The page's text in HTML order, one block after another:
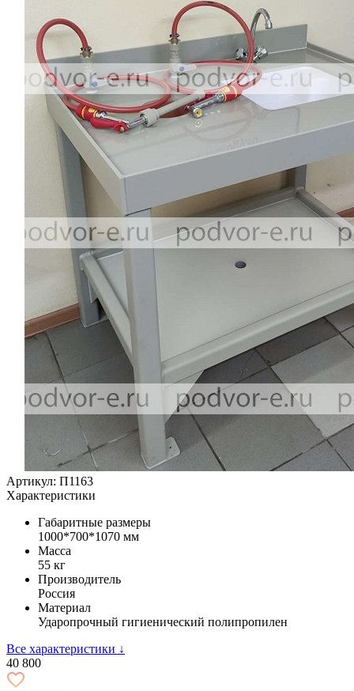
Артикул: П1163
Характеристики
Габаритные размеры
1000*700*1070 мм
Масса
55 кг
Производитель
Россия
Материал
Ударопрочный гигиенический полипропилен
Все характеристики ↓
40 800